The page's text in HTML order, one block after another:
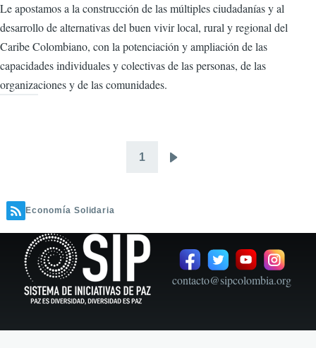
Le apostamos a la construcción de las múltiples ciudadanías y al
desarrollo de alternativas del buen vivir local, rural y regional del
Caribe Colombiano, con la potenciación y ampliación de las
capacidades individuales y colectivas de las personas, de las
organizaciones y de las comunidades.
1
Economía Solidaria
contacto@sipcolombia.org